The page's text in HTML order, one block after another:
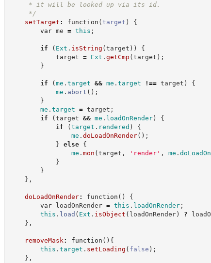
* it will be looked up via its id.
*/
setTarget : function (target )
{
var me = this ;
if ( Ext . isString (target ) )
{
target = Ext . getCmp (target ) ;
}
if (me . target && me . target !== target )
{
me . abort ( ) ;
}
me . target = target ;
if
(target && me . loadOnRender)
{
if
(target . rendered )
{
me . doLoadOnRender( ) ;
} else
{
me . mon (target , ' render' , me .
}
}
} ,
doLoadOnRender: function ( )
{
var loadOnRender = this . loadOnRender;
this . load ( Ext . isObject ( loadOnRender) ?
} ,
removeMask : function ( ) {
this . target . setLoading ( false ) ;
} ,